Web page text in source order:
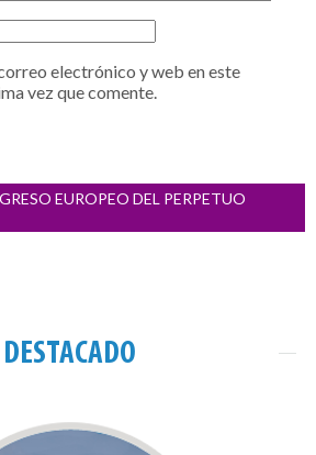
electrónico y web en este
vez que comente.
EUROPEO DEL PERPETUO
DESTACADO